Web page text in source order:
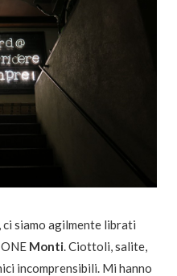
ci siamo agilmente librati
Monti . Ciottoli, salite,
incomprensibili. Mi hanno